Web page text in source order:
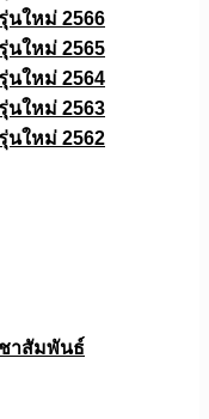
นใหม่ 2566
นใหม่ 2565
นใหม่ 2564
นใหม่ 2563
นใหม่ 2562
าสัมพันธ์